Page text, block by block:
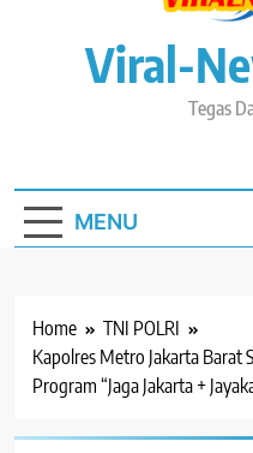
Viral-
Tegas
MENU
Home
TNI POLRI
Kapolres Metro Jakarta Barat
Program “Jaga Jakarta +